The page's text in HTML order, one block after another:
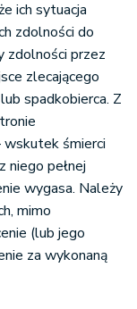
ich sytuacja
zdolności do
zdolności przez
zlecającego
spadkobierca. Z
śmierci
niego pełnej
wygasa. Należy
mimo
(lub jego
za wykonaną